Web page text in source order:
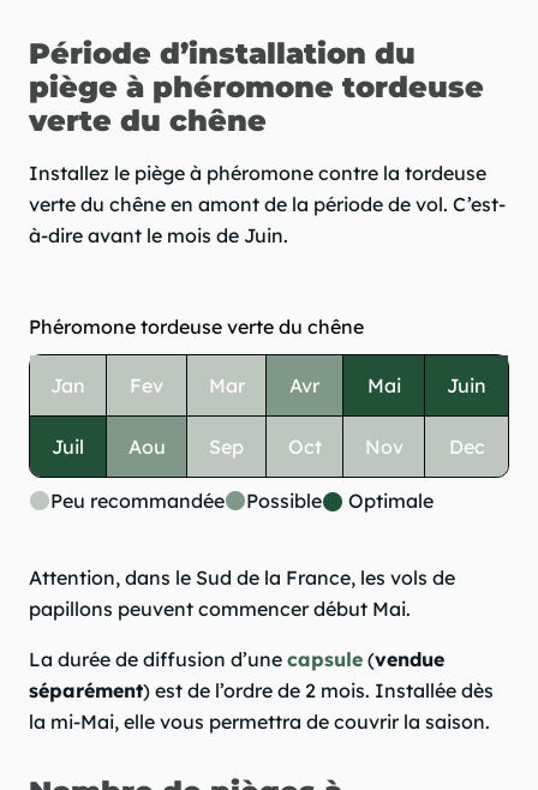
Période d’installation du
piège à phéromone tordeuse
verte du chêne
Installez le piège à phéromone contre la tordeuse
verte du chêne en amont de la période de vol. C’est-
à-dire avant le mois de Juin.
Phéromone tordeuse verte du chêne
Jan Fev Mar Avr Mai Juin
Juil Aou Sep Oct Nov Dec
Peu recommandée Possible Optimale
Attention, dans le Sud de la France, les vols de
papillons peuvent commencer début Mai.
La durée de diffusion d’une capsule (vendue
séparément) est de l’ordre de 2 mois. Installée dès
la mi-Mai, elle vous permettra de couvrir la saison.